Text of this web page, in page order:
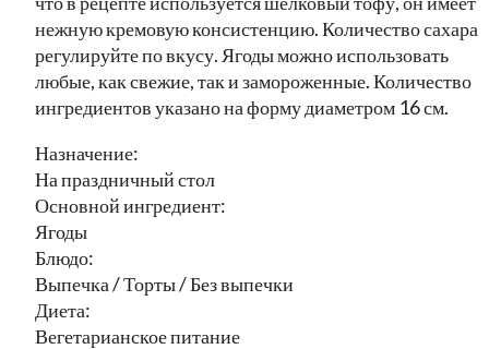
нежную кремовую консистенцию. Количество сахара
регулируйте по вкусу. Ягоды можно использовать
любые, как свежие, так и замороженные. Количество
ингредиентов указано на форму диаметром 16 см.
Назначение:
На праздничный стол
Основной ингредиент:
Ягоды
Блюдо:
Выпечка / Торты / Без выпечки
Диета:
Вегетарианское питание